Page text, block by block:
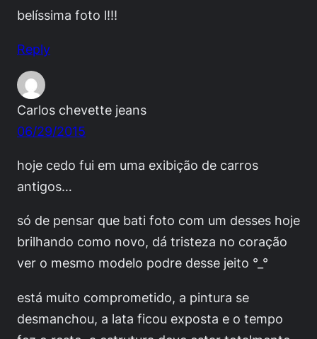
belíssima foto l!!!
Reply
Carlos chevette jeans
06/29/2015
hoje cedo fui em uma exibição de carros
antigos…
só de pensar que bati foto com um desses hoje
brilhando como novo, dá tristeza no coração
ver o mesmo modelo podre desse jeito °_°
está muito comprometido, a pintura se
desmanchou, a lata ficou exposta e o tempo